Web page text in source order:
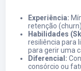
Experiência:
retenção
Habilidades
resiliência para
para gerir uma
Diferencial:
consórcio ou